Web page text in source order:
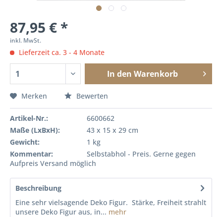
87,95 € *
inkl. MwSt.
Lieferzeit ca. 3 - 4 Monate
In den Warenkorb
Merken Bewerten
Artikel-Nr.:
6600662
Maße (LxBxH):
43 x 15 x 29 cm
Gewicht:
1 kg
Kommentar:
Selbstabhol - Preis. Gerne gegen
Aufpreis Versand möglich
Beschreibung
Eine sehr vielsagende Deko Figur. Stärke, Freiheit strahlt
unsere Deko Figur aus, in... mehr